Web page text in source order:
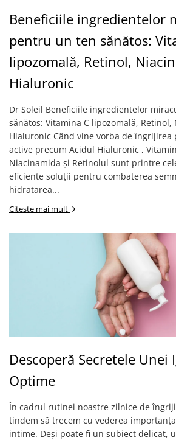
Beneficiile ingredientelor
pentru un ten sănătos:
lipozomală, Retinol,
Hialuronic
Dr Soleil Beneficiile ingredientelor
sănătos: Vitamina C lipozomală,
Hialuronic Când vine vorba de
active precum Acidul Hialuronic ,
Niacinamida și Retinolul sunt printre
eficiente soluții pentru combaterea
hidratarea...
Citeste mai mult
Descoperă Secretele Unei
Optime
În cadrul rutinei noastre zilnice de
tindem să trecem cu vederea
intime. Deși poate fi un subiect delicat,